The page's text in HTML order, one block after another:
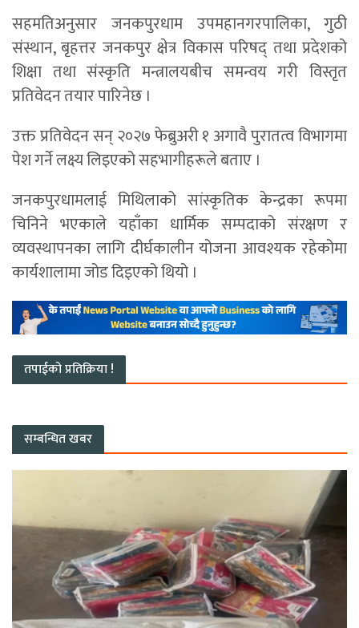
सहमतिअनुसार जनकपुरधाम उपमहानगरपालिका, गुठी
संस्थान, बृहत्तर जनकपुर क्षेत्र विकास परिषद् तथा प्रदेशको
शिक्षा तथा संस्कृति मन्त्रालयबीच समन्वय गरी विस्तृत
प्रतिवेदन तयार पारिनेछ ।
उक्त प्रतिवेदन सन् २०२७ फेब्रुअरी १ अगावै पुरातत्व विभागमा
पेश गर्ने लक्ष्य लिइएको सहभागीहरूले बताए ।
जनकपुरधामलाई मिथिलाको सांस्कृतिक केन्द्रका रूपमा
चिनिने भएकाले यहाँका धार्मिक सम्पदाको संरक्षण र
व्यवस्थापनका लागि दीर्घकालीन योजना आवश्यक रहेकोमा
कार्यशालामा जोड दिइएको थियो ।
तपाईको प्रतिक्रिया !
सम्बन्धित खबर